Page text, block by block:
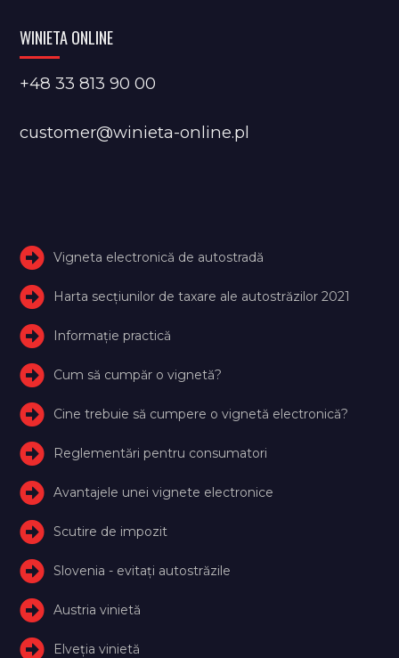
WINIETA ONLINE
+48 33 813 90 00
customer@winieta-online.pl
Vigneta electronică de autostradă
Harta secțiunilor de taxare ale autostrăzilor 2021
Informație practică
Cum să cumpăr o vignetă?
Cine trebuie să cumpere o vignetă electronică?
Reglementări pentru consumatori
Avantajele unei vignete electronice
Scutire de impozit
Slovenia - evitați autostrăzile
Austria vinietă
Elveţia vinietă